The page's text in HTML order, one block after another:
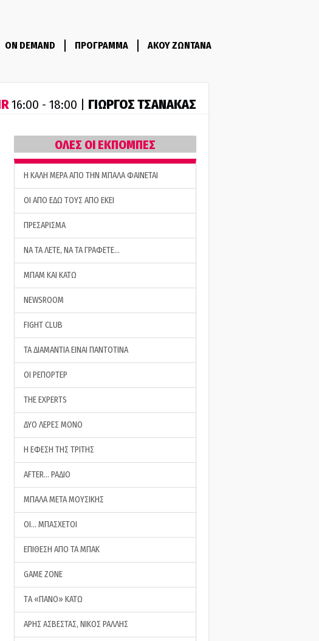
ON DEMAND ΠΡΟΓΡΑΜΜΑ ΑΚΟΥ ΖΩΝΤΑΝΑ
16:00 - 18:00 | ΓΙΩΡΓΟΣ ΤΣΑΝΑΚΑΣ
ΟΛΕΣ ΟΙ ΕΚΠΟΜΠΕΣ
H ΚΑΛΗ ΜΕΡΑ ΑΠΟ ΤΗΝ ΜΠΑΛΑ ΦΑΙΝΕΤΑΙ
ΟΙ ΑΠΟ ΕΔΩ ΤΟΥΣ ΑΠΟ ΕΚΕΙ
ΠΡΕΣΑΡΙΣΜΑ
ΝΑ ΤΑ ΛΕΤΕ, ΝΑ ΤΑ ΓΡΑΦΕΤΕ…
ΜΠΑΜ ΚΑΙ ΚΑΤΩ
NEWSROOM
FIGHT CLUB
ΤΑ ΔΙΑΜΑΝΤΙΑ ΕΙΝΑΙ ΠΑΝΤΟΤΙΝΑ
ΟΙ ΡΕΠΟΡΤΕΡ
THE EXPERTS
ΔΥΟ ΛΕΡΕΣ ΜΟΝΟ
Η ΕΦΕΣΗ ΤΗΣ ΤΡΙΤΗΣ
AFTER… ΡΑΔΙΟ
ΜΠΑΛΑ ΜΕΤΑ ΜΟΥΣΙΚΗΣ
ΟΙ… ΜΠΑΣΧΕΤΟΙ
ΕΠΙΘΕΣΗ ΑΠΟ ΤΑ ΜΠΑΚ
GAME ZONE
ΤA «ΠΑΝΟ» ΚΑΤΩ
ΑΡΗΣ ΑΣΒΕΣΤΑΣ, ΝΙΚΟΣ ΡΑΛΛΗΣ